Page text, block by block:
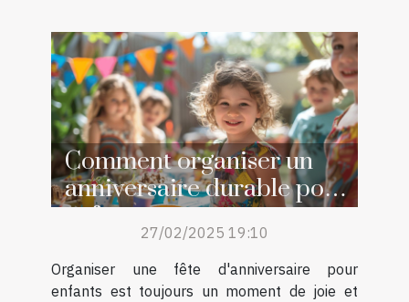
Comment organiser un
anniversaire durable pour
enfants
27/02/2025 19:10
Organiser une fête d'anniversaire pour
enfants est toujours un moment de joie et